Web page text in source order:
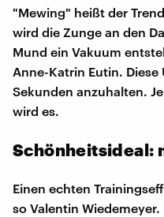
"Mewing" heißt der
wird die Zunge an den
Mund ein Vakuum
Anne-Katrin Eutin.
Sekunden anzuhalten.
wird es.
Schönheitsideal:
Einen echten
so Valentin